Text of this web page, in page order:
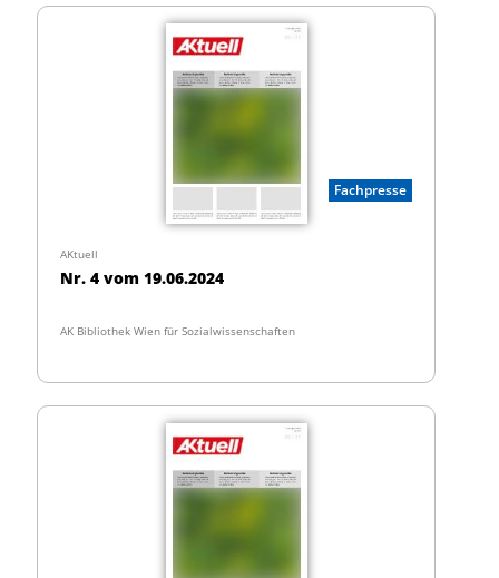
Fachpresse
AKtuell
Nr. 4 vom 19.06.2024
AK Bibliothek Wien für Sozialwissenschaften